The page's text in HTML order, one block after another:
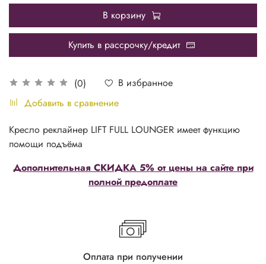
(0)
В избранное
Добавить в сравнение
В корзину
Купить в рассрочку/кредит
Дополнительная СКИДКА 5% от цены на сайте при
полной предоплате
Кресло реклайнер LIFT FULL LOUNGER имеет функцию
помощи подъёма
Оплата при получении